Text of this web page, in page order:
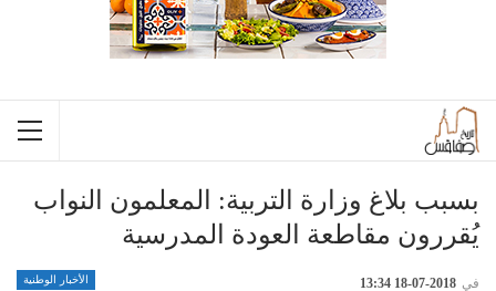
بسبب بلاغ وزارة التربية: المعلمون النواب
يُقررون مقاطعة العودة المدرسية
الأخبار الوطنية في 2018-07-18 13:34